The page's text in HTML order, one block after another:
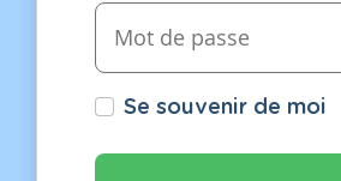
Se souvenir de moi